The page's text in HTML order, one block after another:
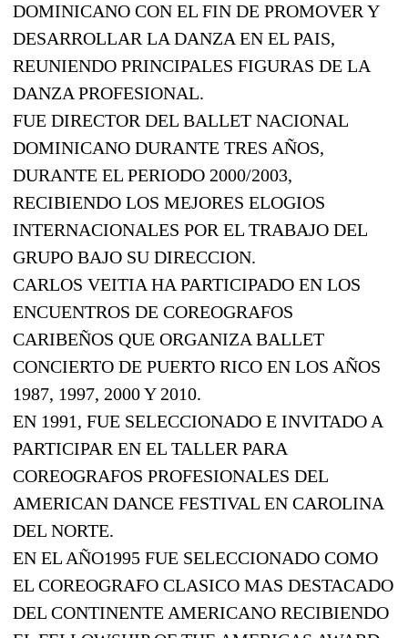
DOMINICANO CON EL FIN DE PROMOVER Y
DESARROLLAR LA DANZA EN EL PAIS,
REUNIENDO PRINCIPALES FIGURAS DE LA
DANZA PROFESIONAL.
FUE DIRECTOR DEL BALLET NACIONAL
DOMINICANO DURANTE TRES AÑOS,
DURANTE EL PERIODO 2000/2003,
RECIBIENDO LOS MEJORES ELOGIOS
INTERNACIONALES POR EL TRABAJO DEL
GRUPO BAJO SU DIRECCION.
CARLOS VEITIA HA PARTICIPADO EN LOS
ENCUENTROS DE COREOGRAFOS
CARIBEÑOS QUE ORGANIZA BALLET
CONCIERTO DE PUERTO RICO EN LOS AÑOS
1987, 1997, 2000 Y 2010.
EN 1991, FUE SELECCIONADO E INVITADO A
PARTICIPAR EN EL TALLER PARA
COREOGRAFOS PROFESIONALES DEL
AMERICAN DANCE FESTIVAL EN CAROLINA
DEL NORTE.
EN EL AÑO1995 FUE SELECCIONADO COMO
EL COREOGRAFO CLASICO MAS DESTACADO
DEL CONTINENTE AMERICANO RECIBIENDO